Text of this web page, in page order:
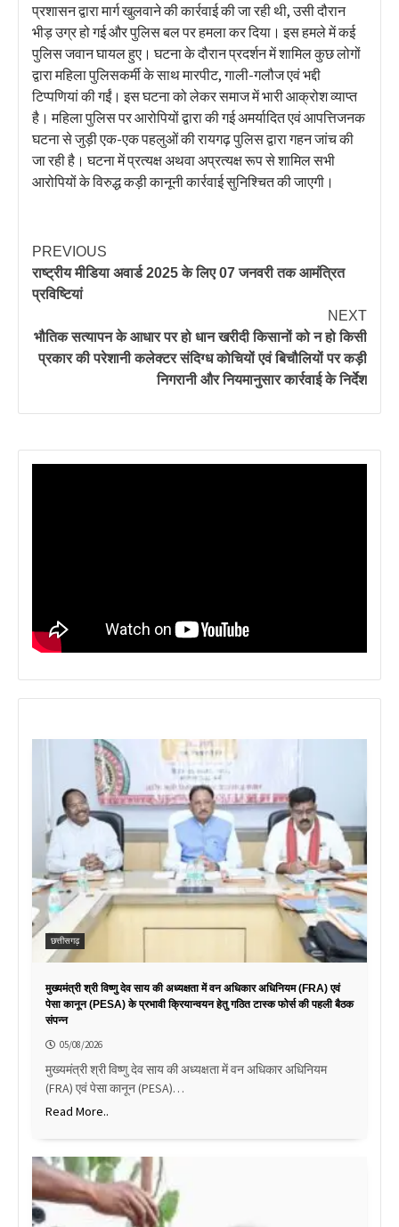
प्रशासन द्वारा मार्ग खुलवाने की कार्रवाई की जा रही थी, उसी दौरान
भीड़ उग्र हो गई और पुलिस बल पर हमला कर दिया। इस हमले में कई
पुलिस जवान घायल हुए। घटना के दौरान प्रदर्शन में शामिल कुछ लोगों
द्वारा महिला पुलिसकर्मी के साथ मारपीट, गाली-गलौज एवं भद्दी
टिप्पणियां की गईं। इस घटना को लेकर समाज में भारी आक्रोश व्याप्त
है। महिला पुलिस पर आरोपियों द्वारा की गई अमर्यादित एवं आपत्तिजनक
घटना से जुड़ी एक-एक पहलुओं की रायगढ़ पुलिस द्वारा गहन जांच की
जा रही है। घटना में प्रत्यक्ष अथवा अप्रत्यक्ष रूप से शामिल सभी
आरोपियों के विरुद्ध कड़ी कानूनी कार्रवाई सुनिश्चित की जाएगी।
PREVIOUS
राष्ट्रीय मीडिया अवार्ड 2025 के लिए 07 जनवरी तक आमंत्रित
प्रविष्टियां
NEXT
भौतिक सत्यापन के आधार पर हो धान खरीदी किसानों को न हो किसी
प्रकार की परेशानी कलेक्टर संदिग्ध कोचियों एवं बिचौलियों पर कड़ी
निगरानी और नियमानुसार कार्रवाई के निर्देश
छत्तीसगढ़
मुख्यमंत्री श्री विष्णु देव साय की अध्यक्षता में वन अधिकार अधिनियम (FRA) एवं
पेसा कानून (PESA) के प्रभावी क्रियान्वयन हेतु गठित टास्क फोर्स की पहली बैठक
संपन्न
05/08/2026
मुख्यमंत्री श्री विष्णु देव साय की अध्यक्षता में वन अधिकार अधिनियम
(FRA) एवं पेसा कानून (PESA)…
Read More..